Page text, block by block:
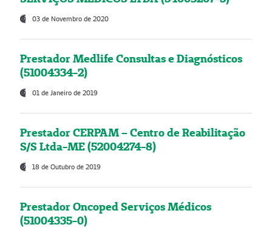
03 de Novembro de 2020
Prestador Medlife Consultas e Diagnósticos
(51004334-2)
01 de Janeiro de 2019
Prestador CERPAM – Centro de Reabilitação
S/S Ltda-ME (52004274-8)
18 de Outubro de 2019
Prestador Oncoped Serviços Médicos
(51004335-0)